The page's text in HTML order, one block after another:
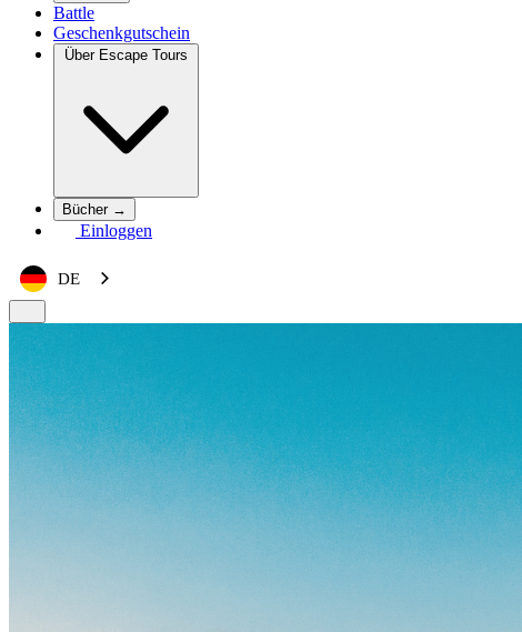
Battle
Geschenkgutschein
Über Escape Tours
Bücher →
Einloggen
DE